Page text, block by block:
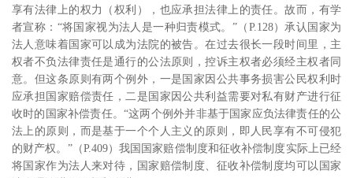
享有法律上的权力（权利），也应承担法律上的责任。故而，有学
者宣称：“将国家视为法人是一种归责模式。”（ P.128）承认国家为
法人意味着国家可以成为法院的被告。在过去很长一段时间里，主
权者不负法律责任是通行的公法原则，控诉主权者必须经主权者同
意。但这条原则有两个例外，一是国家因公共事务损害公民权利时
应承担国家赔偿责任，二是国家因公共利益需要对私有财产进行征
收时的国家补偿责任。“这两个例外并非基于国家应负法律责任的公
法上的原则，而是基于一个个人主义的原则，即人民享有不可侵犯
的财产权。”（P.409）我国国家赔偿制度和征收补偿制度实际上已经
将国家作为法人来对待，国家赔偿制度、征收补偿制度均可以国家